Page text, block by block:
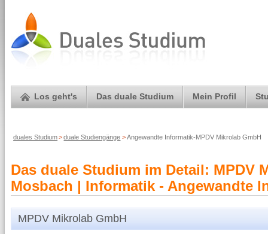
Los geht's Das duale Studium Mein Profil
duales Studium> duale Studiengänge >Angewandte Informatik-MPDV Mikrolab GmbH
Das duale Studium im Detail: MPDV
Mosbach | Informatik - Angewandte
MPDV Mikrolab GmbH